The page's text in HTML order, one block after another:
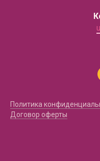
Политика
Договор оферты